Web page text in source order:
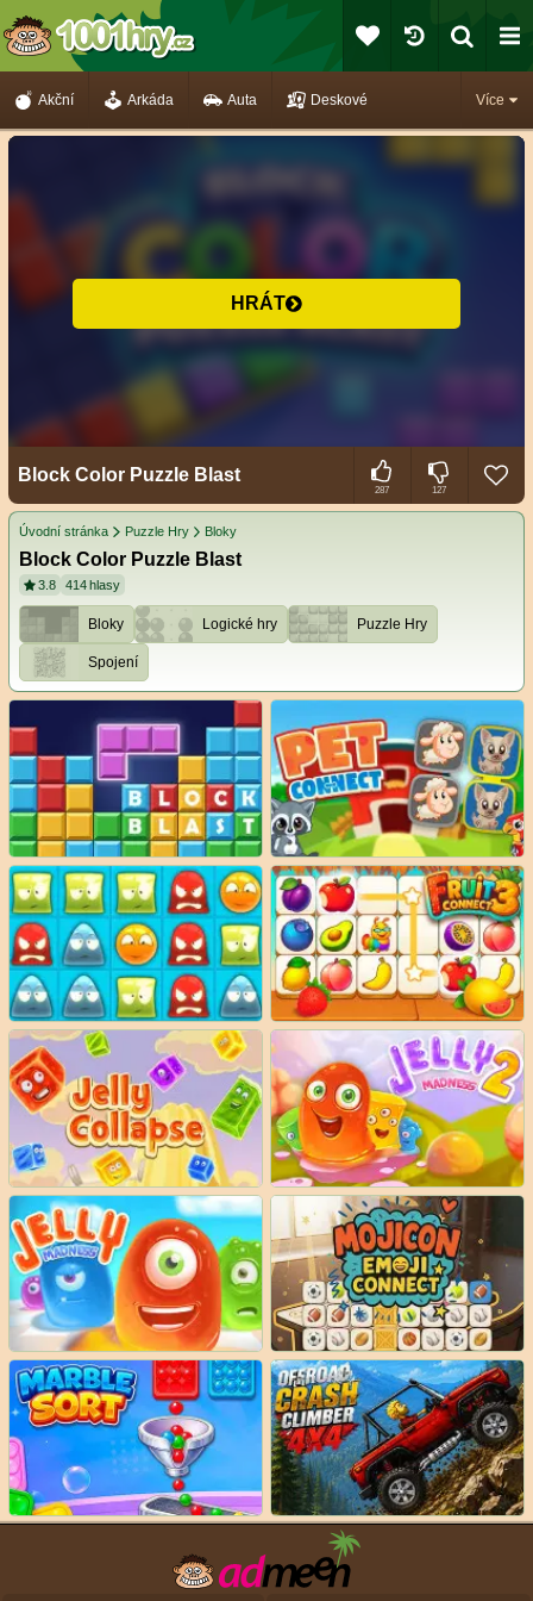
Více
Akční Arkáda Auta Deskové
HRÁT
Block Color Puzzle Blast
287 127
Úvodní stránka Puzzle Hry Bloky
Block Color Puzzle Blast
3.8 414 hlasy
Bloky Logické hry Puzzle Hry
Spojení